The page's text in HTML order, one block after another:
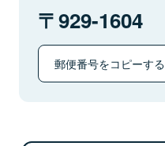
929-1604
郵便番号をコピーする